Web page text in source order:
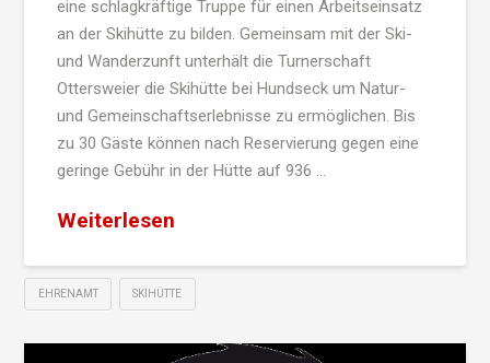
eine schlagkräftige Truppe für einen Arbeitseinsatz
an der Skihütte zu bilden. Gemeinsam mit der Ski-
und Wanderzunft unterhält die Turnerschaft
Ottersweier die Skihütte bei Hundseck um Natur-
und Gemeinschaftserlebnisse zu ermöglichen. Bis
zu 30 Gäste können nach Reservierung gegen eine
geringe Gebühr in der Hütte auf 936 …
Weiterlesen
EHRENAMT SKIHÜTTE